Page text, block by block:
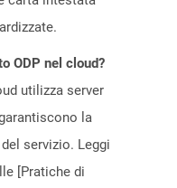
ODP nel cloud?
utilizza server
la
servizio. Leggi
[Pratiche di